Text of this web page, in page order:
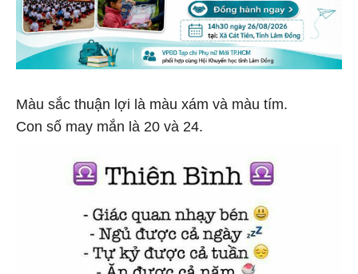
Màu sắc thuận lợi là màu xám và màu tím.
Con số may mắn là 20 và 24.